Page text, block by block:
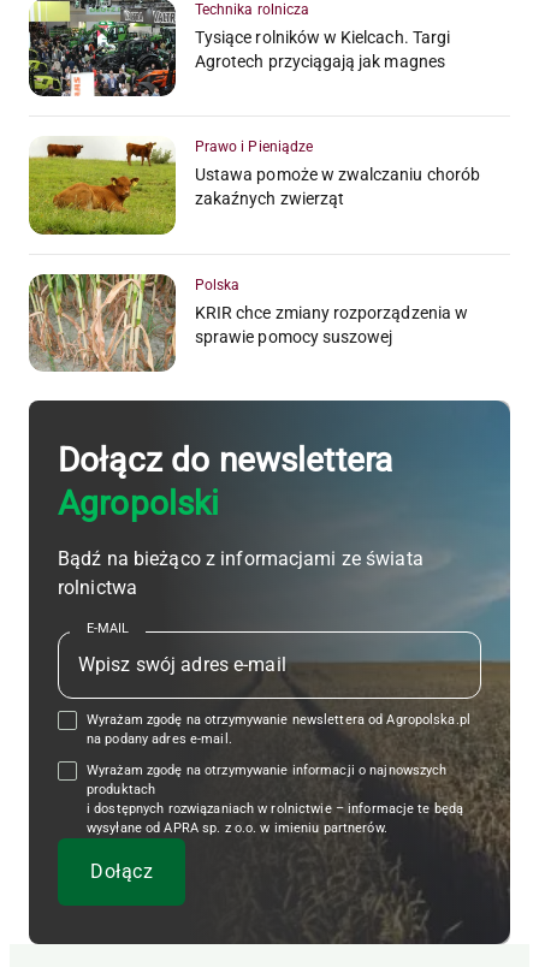
Technika rolnicza
Tysiące rolników w Kielcach. Targi
Agrotech przyciągają jak magnes
Prawo i Pieniądze
Ustawa pomoże w zwalczaniu chorób
zakaźnych zwierząt
Polska
KRIR chce zmiany rozporządzenia w
sprawie pomocy suszowej
Dołącz do newslettera
Agropolski
Bądź na bieżąco z informacjami ze świata
rolnictwa
E-MAIL
Wyrażam zgodę na otrzymywanie newslettera od Agropolska.pl
na podany adres e-mail.
Wyrażam zgodę na otrzymywanie informacji o najnowszych
produktach
i dostępnych rozwiązaniach w rolnictwie – informacje te będą
wysyłane od APRA sp. z o.o. w imieniu partnerów.